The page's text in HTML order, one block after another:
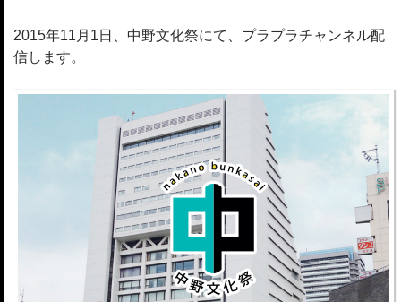
ニ
ー
キ
ッ
プ
2015年11月1日、中野文化祭にて、プラプラチャンネル配
信します。